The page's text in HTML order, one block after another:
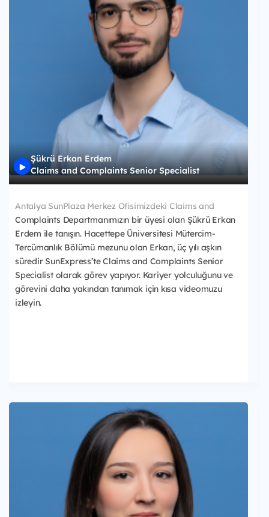
Şükrü Erkan Erdem
Claims and Complaints Senior Specialist
Antalya SunPlaza Merkez Ofisimizdeki Claims and
Complaints Departmanımızın bir üyesi olan Şükrü Erkan
Erdem ile tanışın. Hacettepe Üniversitesi Mütercim-
Tercümanlık Bölümü mezunu olan Erkan, üç yılı aşkın
süredir SunExpress’te Claims and Complaints Senior
Specialist olarak görev yapıyor. Kariyer yolculuğunu ve
görevini daha yakından tanımak için kısa videomuzu
izleyin.